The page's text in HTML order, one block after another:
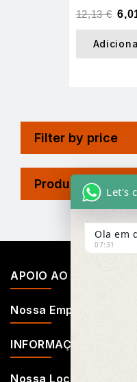
12,13€
Filter by price
Product Tags
APOIO AO CLIENTE
Nossa Empresa
INFORMAÇÕES
Nossa Localização
Let's
Ola em
07:31